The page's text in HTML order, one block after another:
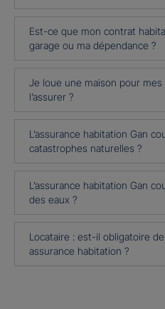
Est-ce que mon contrat
garage ou ma dépendance ?
Je loue une maison pour
l’assurer ?
L’assurance habitation Gan
catastrophes naturelles ?
L’assurance habitation Gan
des eaux ?
Locataire : est-il obligatoire
assurance habitation ?